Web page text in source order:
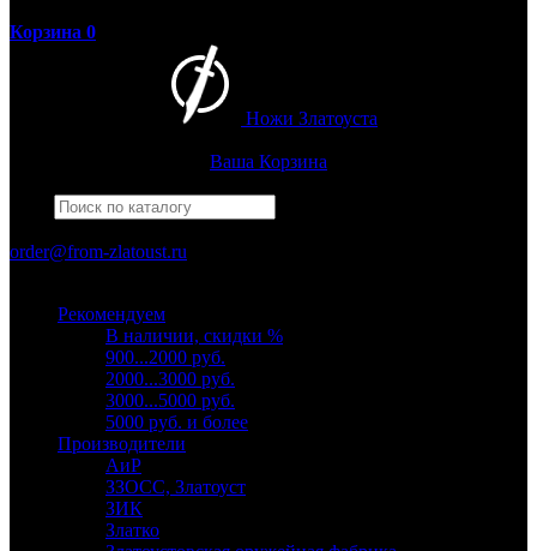
Корзина 0
Ножи Златоуста
Ваша Корзина
order@from-zlatoust.ru
Рекомендуем
В наличии, скидки %
900...2000 руб.
2000...3000 руб.
3000...5000 руб.
5000 руб. и более
Производители
АиР
ЗЗОСС, Златоуст
ЗИК
Златко